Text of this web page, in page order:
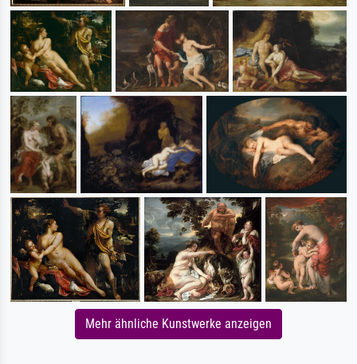
Mehr ähnliche Kunstwerke anzeigen